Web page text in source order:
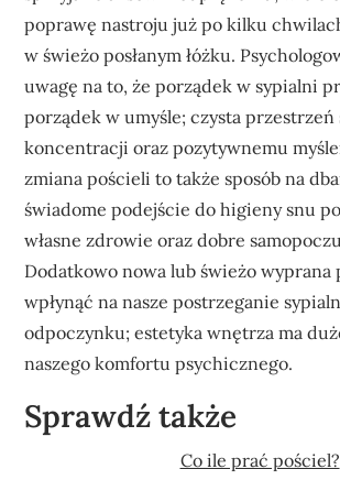
poprawę nastroju już po kilku
w świeżo posłanym łóżku.
uwagę na to, że porządek w sypialni
porządek w umyśle; czysta przestrzeń
koncentracji oraz pozytywnemu
zmiana pościeli to także sposób na
świadome podejście do higieny snu
własne zdrowie oraz dobre
Dodatkowo nowa lub świeżo wyprana
wpłynąć na nasze postrzeganie
odpoczynku; estetyka wnętrza ma
naszego komfortu psychicznego.
Sprawdź także
Co ile prać pościel?